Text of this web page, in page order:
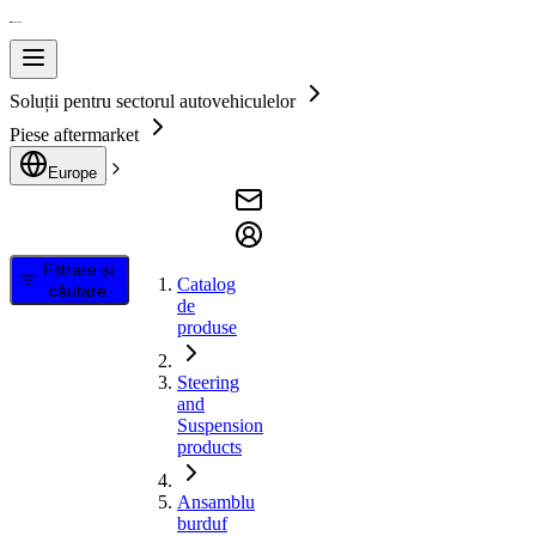
Soluții pentru sectorul autovehiculelor
Piese aftermarket
Europe
Filtrare și
căutare
Catalog
de
produse
Steering
and
Suspension
products
Ansamblu
burduf